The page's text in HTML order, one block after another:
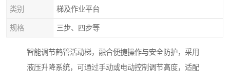
类别 梯及作业平台
规格 三步、四步等
智能调节鹤管活动梯，融合便捷操作与安全防护，采用
液压升降系统，可通过手动或电动控制调节高度，适配